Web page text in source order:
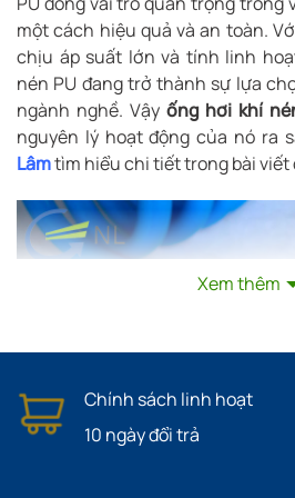
một cách hiệu quả và an toàn.
chịu áp suất lớn và tính linh
nén PU đang trở thành sự lựa
ngành nghề. Vậy ống hơi khí
nguyên lý hoạt động của nó ra
Lâmtìm hiểu chi tiết trong bài viết
Xem thêm
Chính sách linh hoạt
10 ngày đổi trả